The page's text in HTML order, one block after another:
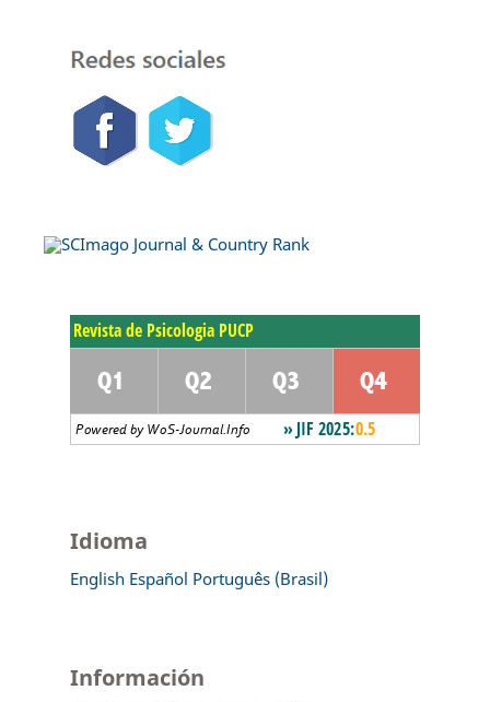
Idioma
English Español Português (Brasil)
Información